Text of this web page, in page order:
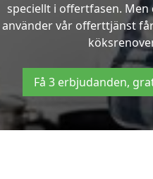
speciellt i offertfasen.
använder vår offerttjänst
Få 3 erbjudanden,